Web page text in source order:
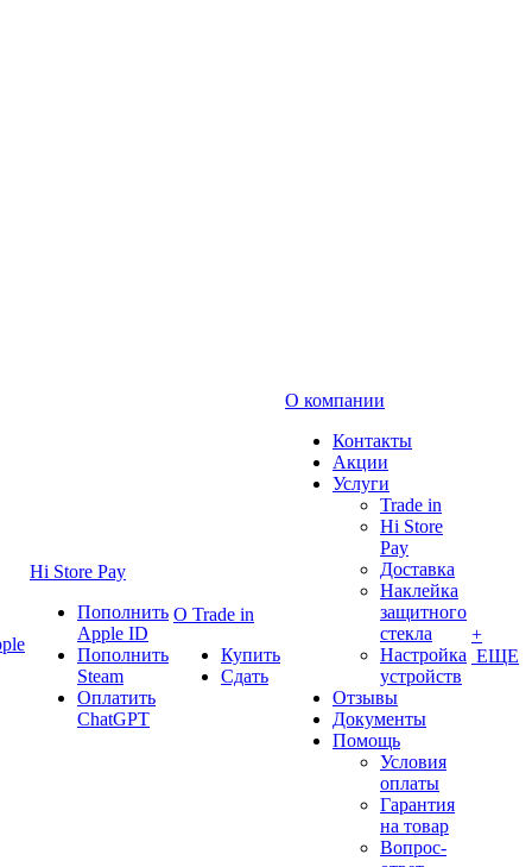
Hi Store Pay
Пополнить
Apple ID
Пополнить
Steam
Оплатить
ChatGPT
О Trade in
Купить
Сдать
О компании
Контакты
Акции
Услуги
Trade in
Hi Store
Pay
Доставка
Наклейка
защитного
стекла
Настройка
устройств
Отзывы
Документы
Помощь
Условия
оплаты
Гарантия
на товар
Вопрос-
+
ЕЩЕ